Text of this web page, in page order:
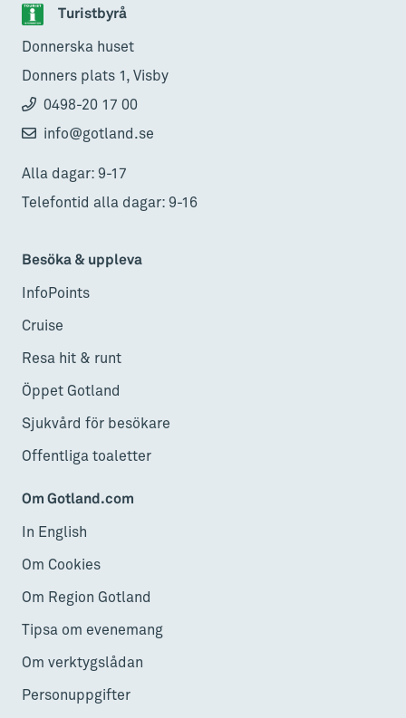
Turistbyrå
Donnerska huset
Donners plats 1, Visby
0498-20 17 00
info@gotland.se
Alla dagar: 9-17
Telefontid alla dagar: 9-16
Besöka & uppleva
InfoPoints
Cruise
Resa hit & runt
Öppet Gotland
Sjukvård för besökare
Offentliga toaletter
Om Gotland.com
In English
Om Cookies
Om Region Gotland
Tipsa om evenemang
Om verktygslådan
Personuppgifter